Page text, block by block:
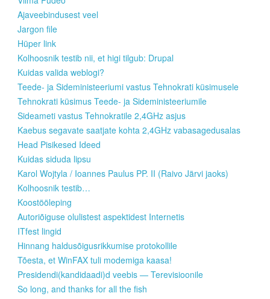
Ajaveebindusest veel
Jargon file
Hüper link
Kolhoosnik testib nii, et higi tilgub: Drupal
Kuidas valida weblogi?
Teede- ja Sideministeeriumi vastus Tehnokrati küsimusele
Tehnokrati küsimus Teede- ja Sideministeeriumile
Sideameti vastus Tehnokratile 2,4GHz asjus
Kaebus segavate saatjate kohta 2,4GHz vabasagedusalas
Head Pisikesed Ideed
Kuidas siduda lipsu
Karol Wojtyla / Ioannes Paulus PP. II (Raivo Järvi jaoks)
Kolhoosnik testib…
Koostööleping
Autoriõiguse olulistest aspektidest Internetis
ITfest lingid
Hinnang haldusõigusrikkumise protokollile
Tõesta, et WinFAX tuli modemiga kaasa!
Presidendi(kandidaadi)d veebis — Terevisioonile
So long, and thanks for all the fish